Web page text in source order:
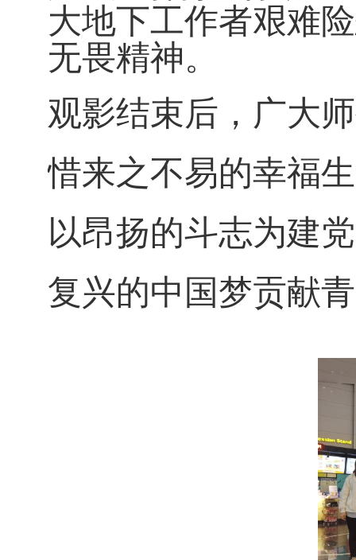
大地下工作者艰难
无畏精神。
观影结束后，广大
惜来之不易的幸福
以昂扬的斗志为建党
复兴的中国梦贡献